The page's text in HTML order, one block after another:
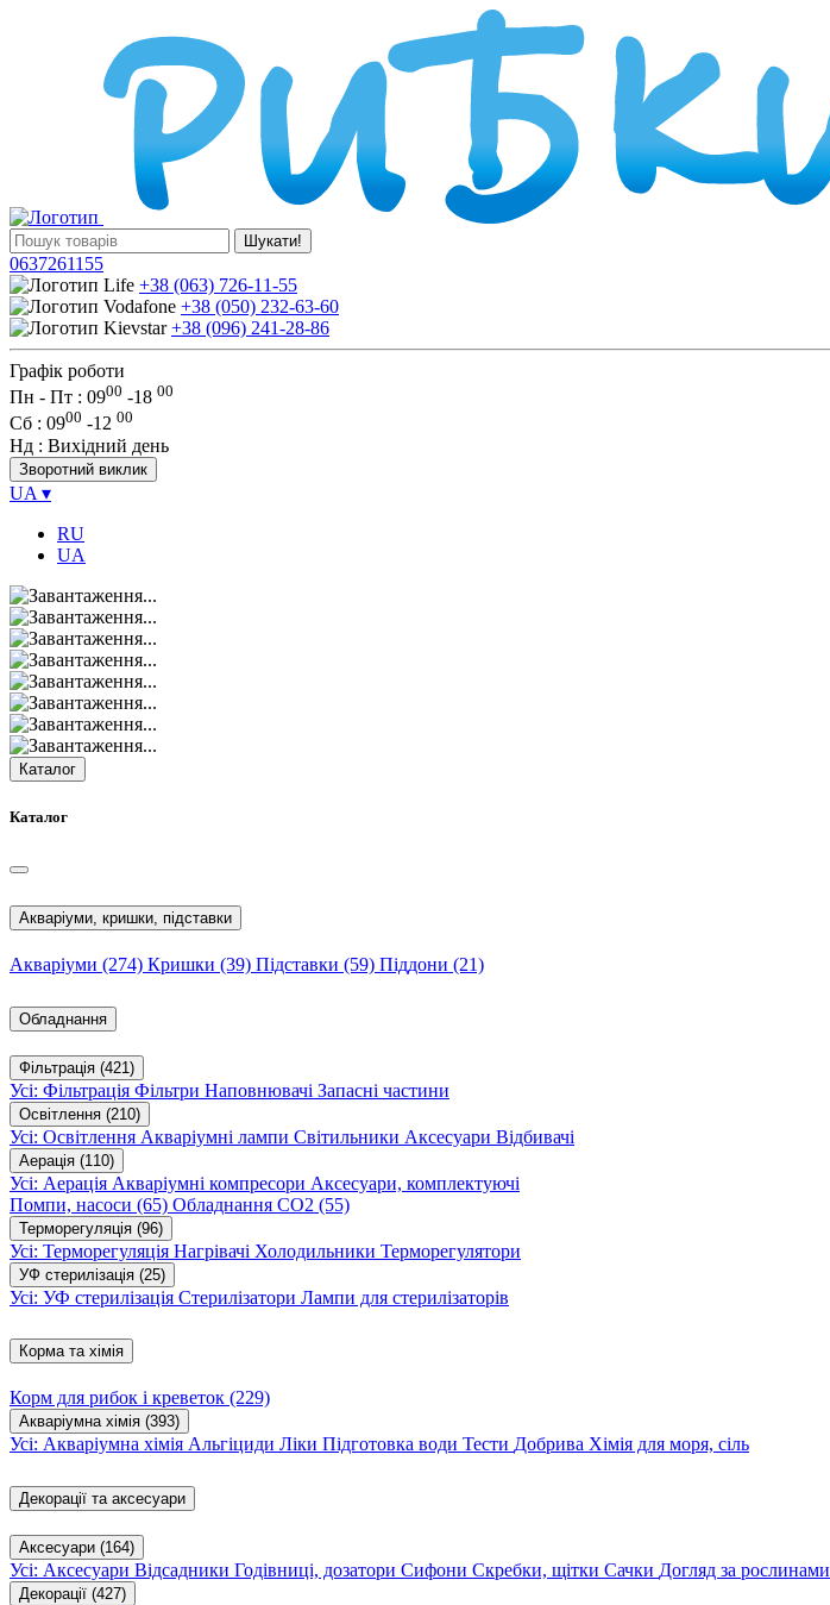
Шукати!
0637261155
+38 (063) 726-11-55
+38 (050) 232-63-60
+38 (096) 241-28-86
Графік роботи
Пн - Пт : 0900 -18 00
Сб : 0900 -12 00
Нд : Вихідний день
Зворотний виклик
UA ▾
RU
UA
Каталог
Каталог
Акваріуми, кришки, підставки
Акваріуми (274) Кришки (39) Підставки (59) Піддони (21)
Обладнання
Фільтрація (421)
Усі: Фільтрація Фільтри Наповнювачі Запасні частини
Освітлення (210)
Усі: Освітлення Акваріумні лампи Світильники Аксесуари Відбивачі
Аерація (110)
Усі: Аерація Акваріумні компресори Аксесуари, комплектуючі
Помпи, насоси (65) Обладнання CO2 (55)
Терморегуляція (96)
Усі: Терморегуляція Нагрівачі Холодильники Терморегулятори
УФ стерилізація (25)
Усі: УФ стерилізація Стерилізатори Лампи для стерилізаторів
Корма та хімія
Корм для рибок і креветок (229)
Акваріумна хімія (393)
Усі: Акваріумна хімія Альгіциди Ліки Підготовка води Тести Добрива Хімія для моря, сіль
Декорації та аксесуари
Аксесуари (164)
Усі: Аксесуари Відсадники Годівниці, дозатори Сифони Скребки, щітки Сачки Догляд за рослинами
Декорації (427)